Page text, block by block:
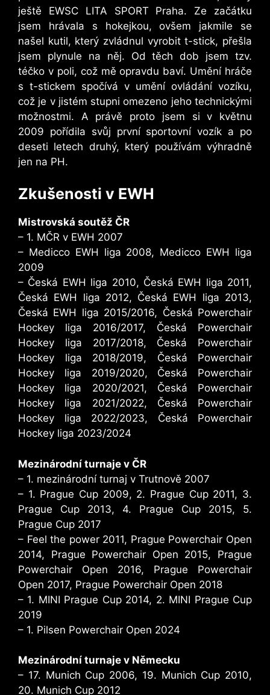
ještě EWSC LITA SPORT Praha. Ze začátku
jsem hrávala s hokejkou, ovšem jakmile se
našel kutil, který zvládnul vyrobit t-stick, přešla
jsem plynule na něj. Od těch dob jsem tzv.
téčko v poli, což mě opravdu baví. Umění hráče
s t-stickem spočívá v umění ovládání vozíku,
což je v jistém stupni omezeno jeho technickými
možnostmi. A právě proto jsem si v květnu
2009 pořídila svůj první sportovní vozík a po
deseti letech druhý, který používám výhradně
jen na PH.
Zkušenosti v EWH
Mistrovská soutěž ČR
– 1. MČR v EWH 2007
– Medicco EWH liga 2008, Medicco EWH liga
2009
– Česká EWH liga 2010, Česká EWH liga 2011,
Česká EWH liga 2012, Česká EWH liga 2013,
Česká EWH liga 2015/2016, Česká Powerchair
Hockey liga 2016/2017, Česká Powerchair
Hockey liga 2017/2018, Česká Powerchair
Hockey liga 2018/2019, Česká Powerchair
Hockey liga 2019/2020, Česká Powerchair
Hockey liga 2020/2021, Česká Powerchair
Hockey liga 2021/2022, Česká Powerchair
Hockey liga 2022/2023, Česká Powerchair
Hockey liga 2023/2024
Mezinárodní turnaje v ČR
– 1. mezinárodní turnaj v Trutnově 2007
– 1. Prague Cup 2009, 2. Prague Cup 2011, 3.
Prague Cup 2013, 4. Prague Cup 2015, 5.
Prague Cup 2017
– Feel the power 2011, Prague Powerchair Open
2014, Prague Powerchair Open 2015, Prague
Powerchair Open 2016, Prague Powerchair
Open 2017, Prague Powerchair Open 2018
– 1. MINI Prague Cup 2014, 2. MINI Prague Cup
2019
– 1. Pilsen Powerchair Open 2024
Mezinárodní turnaje v Německu
– 17. Munich Cup 2006, 19. Munich Cup 2010,
20. Munich Cup 2012